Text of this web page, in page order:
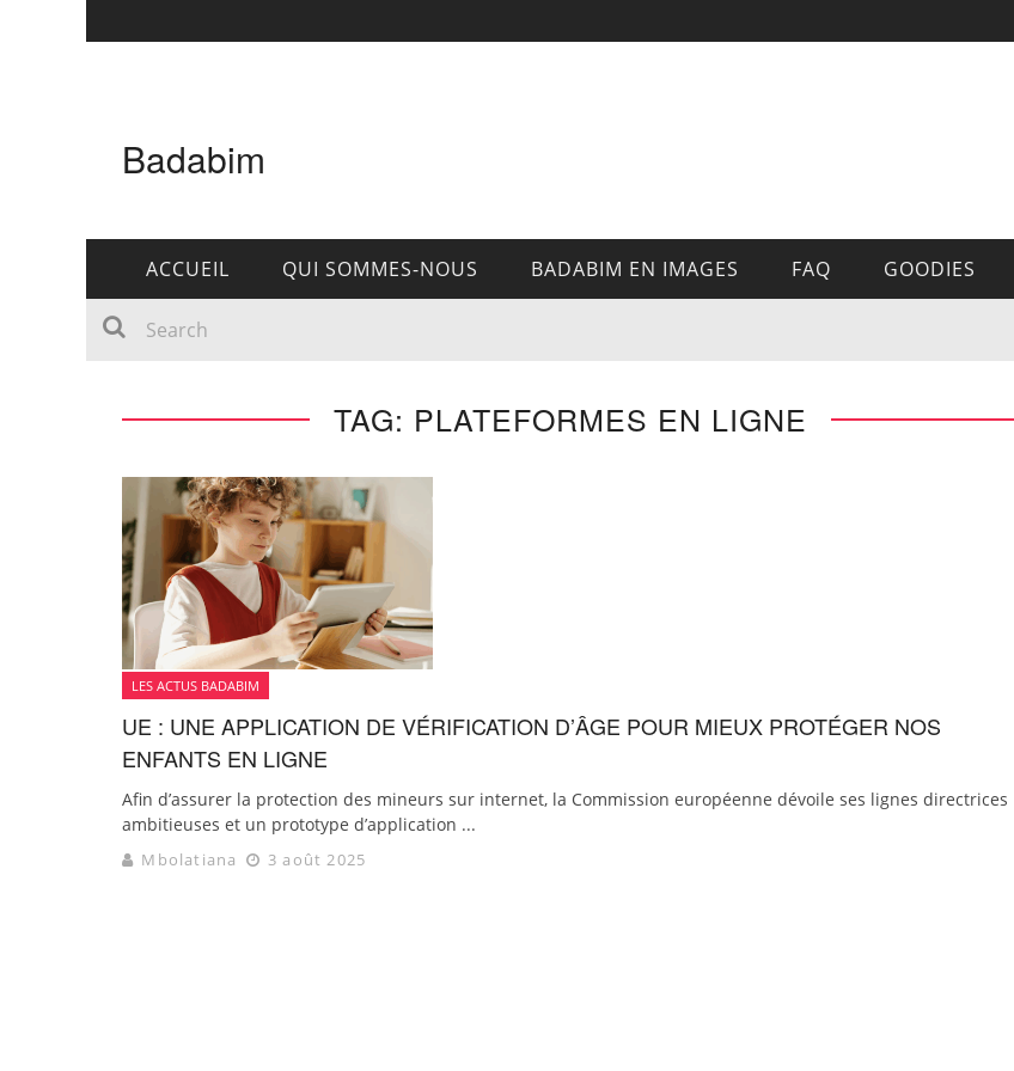
Badabim
ACCUEIL QUI SOMMES-NOUS BADABIM EN IMAGES FAQ GOODIES
TAG: PLATEFORMES EN LIGNE
LES ACTUS BADABIM
UE : UNE APPLICATION DE VÉRIFICATION D’ÂGE POUR MIEUX PROTÉGER NOS
ENFANTS EN LIGNE
Afin d’assurer la protection des mineurs sur internet, la Commission européenne dévoile ses lignes directrices
ambitieuses et un prototype d’application ...
Mbolatiana 3 août 2025